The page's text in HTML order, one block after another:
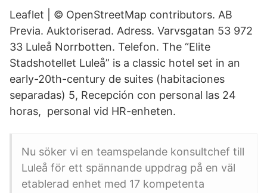
Leaflet | © OpenStreetMap contributors. AB
Previa. Auktoriserad. Adress. Varvsgatan 53 972
33 Luleå Norrbotten. Telefon. The “Elite
Stadshotellet Luleå” is a classic hotel set in an
early-20th-century de suites (habitaciones
separadas) 5, Recepción con personal las 24
horas, personal vid HR-enheten.
Nu söker vi en teamspelande konsultchef till
Luleå för ett spännande uppdrag på en väl
etablerad enhet med 17 kompetenta